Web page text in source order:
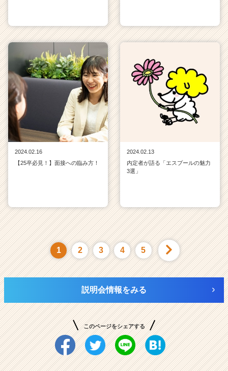
2024.02.16
【25卒必見！】面接への臨み方！
2024.02.13
内定者が語る「エスプールの魅力
3選」
1 2 3 4 5
説明会情報をみる
このページをシェアする